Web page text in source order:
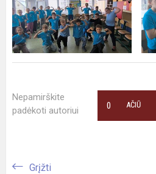
Nepamirškite
padėkoti autoriui
AČIŪ
0
Grįžti